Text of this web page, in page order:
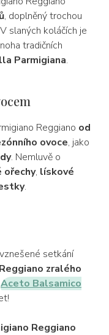
, doplněný trochou
slaných koláčích je
tradičních
Parmigiana.
Reggiano od
ovoce, jako
. Nemluvě o
ořechy, lískové
.
setkání
zralého
Aceto Balsamico
Reggiano